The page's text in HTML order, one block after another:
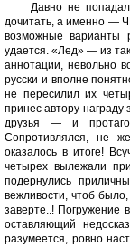
Давно не
дочитать, а именно —
возможные варианты
удается. «Лед» — из
аннотации, невольно
русски и вполне
не пересилил их
принес автору награду
друзья — и
Сопротивлялся, не
оказалось в итоге!
четырех вылежали
подернулись
вежливости, чтоб
заверте..! Погружение
оставляющий
разумеется, ровно